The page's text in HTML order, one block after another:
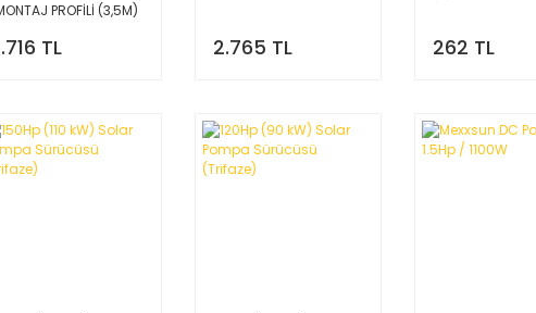
PROFİLİ (3,5M)
TL 2.765 TL 262 TL